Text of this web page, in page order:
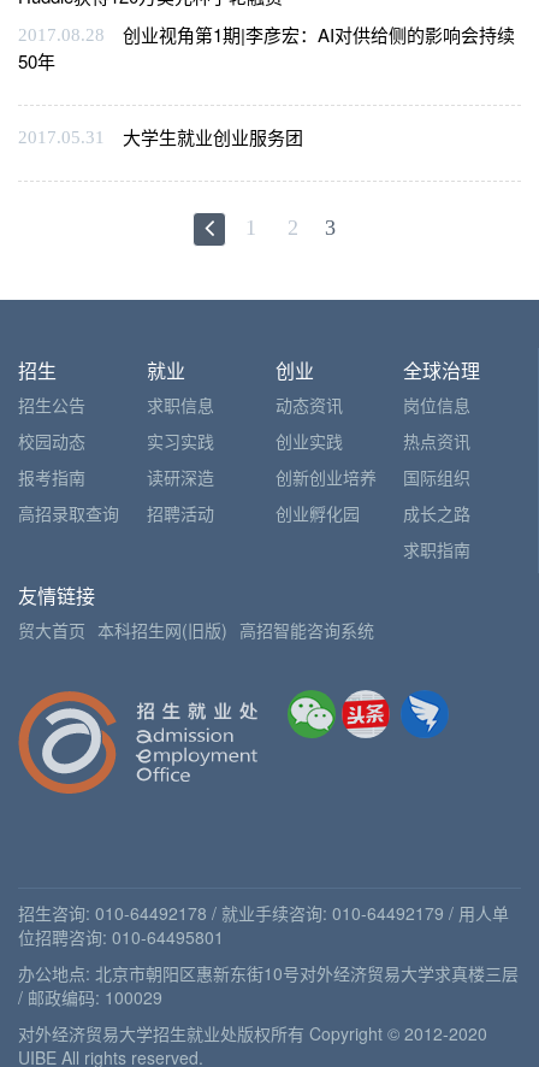
2017.08.28
创业视角第1期|李彦宏：AI对供给侧的影响会持续
50年
2017.05.31 大学生就业创业服务团
1 2 3
招生
招生公告
校园动态
报考指南
高招录取查询
就业
求职信息
实习实践
读研深造
招聘活动
创业
动态资讯
创业实践
创新创业培养
创业孵化园
全球治理
岗位信息
热点资讯
国际组织
成长之路
求职指南
友情链接
贸大首页 本科招生网(旧版) 高招智能咨询系统
招生咨询: 010-64492178 / 就业手续咨询: 010-64492179 / 用人单
位招聘咨询: 010-64495801
办公地点: 北京市朝阳区惠新东街10号对外经济贸易大学求真楼三层
/ 邮政编码: 100029
对外经济贸易大学招生就业处版权所有 Copyright © 2012-2020
UIBE All rights reserved.